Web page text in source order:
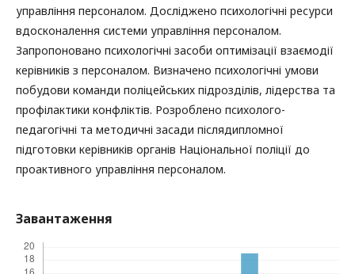
управління персоналом. Досліджено психологічні ресурси
вдосконалення системи управління персоналом.
Запропоновано психологічні засоби оптимізації взаємодії
керівників з персоналом. Визначено психологічні умови
побудови команди поліцейських підрозділів, лідерства та
профілактики конфліктів. Розроблено психолого-
педагогічні та методичні засади післядипломної
підготовки керівників органів Національної поліції до
проактивного управління персоналом.
Завантаження